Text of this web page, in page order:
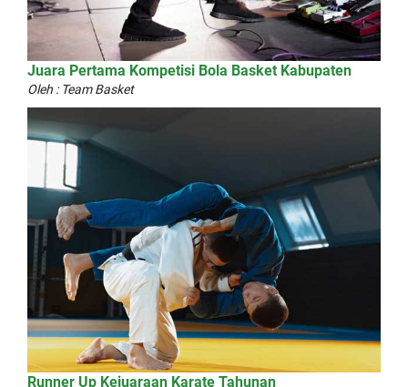
Juara Pertama Kompetisi Bola Basket Kabupaten
Oleh : Team Basket
Runner Up Kejuaraan Karate Tahunan